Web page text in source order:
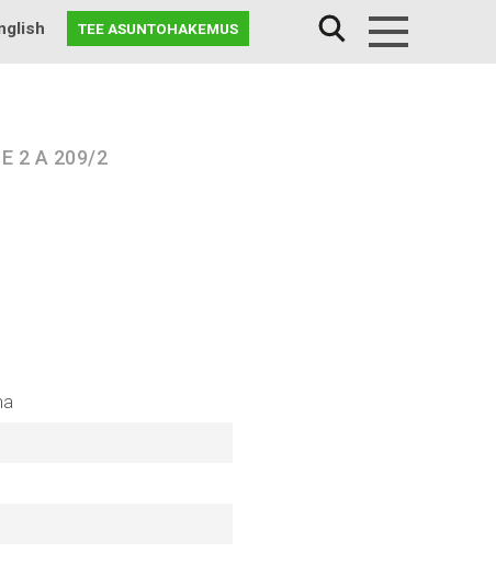
TEE ASUNTOHAKEMUS
2 A 209/2